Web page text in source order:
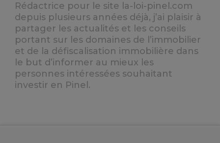
Rédactrice pour le site la-loi-pinel.com
depuis plusieurs années déjà, j’ai plaisir à
partager les actualités et les conseils
portant sur les domaines de l’immobilier
et de la défiscalisation immobilière dans
le but d’informer au mieux les
personnes intéressées souhaitant
investir en Pinel.